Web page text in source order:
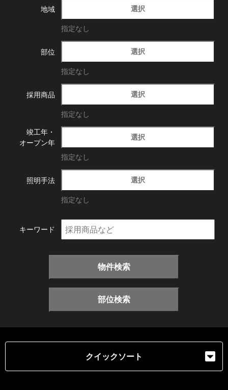
地域 選択
指定なし
部位 選択
指定なし
採用商品 選択
指定なし
竣工年・
オープン年
選択
指定なし
照明手法 選択
指定なし
キーワード
物件検索
部位検索
クイックソート